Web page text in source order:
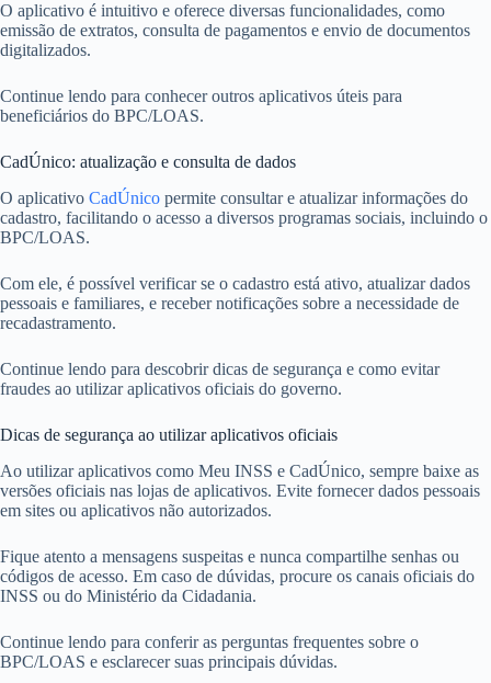
O aplicativo é intuitivo e oferece diversas funcionalidades, como
emissão de extratos, consulta de pagamentos e envio de documentos
digitalizados.
Continue lendo para conhecer outros aplicativos úteis para
beneficiários do BPC/LOAS.
CadÚnico: atualização e consulta de dados
O aplicativo CadÚnico permite consultar e atualizar informações do
cadastro, facilitando o acesso a diversos programas sociais, incluindo o
BPC/LOAS.
Com ele, é possível verificar se o cadastro está ativo, atualizar dados
pessoais e familiares, e receber notificações sobre a necessidade de
recadastramento.
Continue lendo para descobrir dicas de segurança e como evitar
fraudes ao utilizar aplicativos oficiais do governo.
Dicas de segurança ao utilizar aplicativos oficiais
Ao utilizar aplicativos como Meu INSS e CadÚnico, sempre baixe as
versões oficiais nas lojas de aplicativos. Evite fornecer dados pessoais
em sites ou aplicativos não autorizados.
Fique atento a mensagens suspeitas e nunca compartilhe senhas ou
códigos de acesso. Em caso de dúvidas, procure os canais oficiais do
INSS ou do Ministério da Cidadania.
Continue lendo para conferir as perguntas frequentes sobre o
BPC/LOAS e esclarecer suas principais dúvidas.